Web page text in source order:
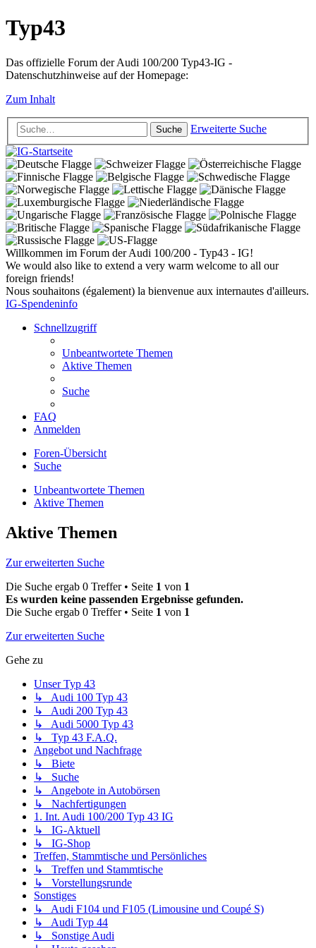
Typ43
Das offizielle Forum der Audi 100/200 Typ43-IG -
Datenschutzhinweise auf der Homepage:
Zum Inhalt
Suche Erweiterte Suche
Willkommen im Forum der Audi 100/200 - Typ43 - IG!
We would also like to extend a very warm welcome to all our
foreign friends!
Nous souhaitons (également) la bienvenue aux internautes d'ailleurs.
IG-Spendeninfo
Schnellzugriff
Unbeantwortete Themen
Aktive Themen
Suche
FAQ
Anmelden
Foren-Übersicht
Suche
Unbeantwortete Themen
Aktive Themen
Aktive Themen
Zur erweiterten Suche
Die Suche ergab 0 Treffer • Seite 1 von 1
Es wurden keine passenden Ergebnisse gefunden.
Die Suche ergab 0 Treffer • Seite 1 von 1
Zur erweiterten Suche
Gehe zu
Unser Typ 43
↳ Audi 100 Typ 43
↳ Audi 200 Typ 43
↳ Audi 5000 Typ 43
↳ Typ 43 F.A.Q.
Angebot und Nachfrage
↳ Biete
↳ Suche
↳ Angebote in Autobörsen
↳ Nachfertigungen
1. Int. Audi 100/200 Typ 43 IG
↳ IG-Aktuell
↳ IG-Shop
Treffen, Stammtische und Persönliches
↳ Treffen und Stammtische
↳ Vorstellungsrunde
Sonstiges
↳ Audi F104 und F105 (Limousine und Coupé S)
↳ Audi Typ 44
↳ Sonstige Audi